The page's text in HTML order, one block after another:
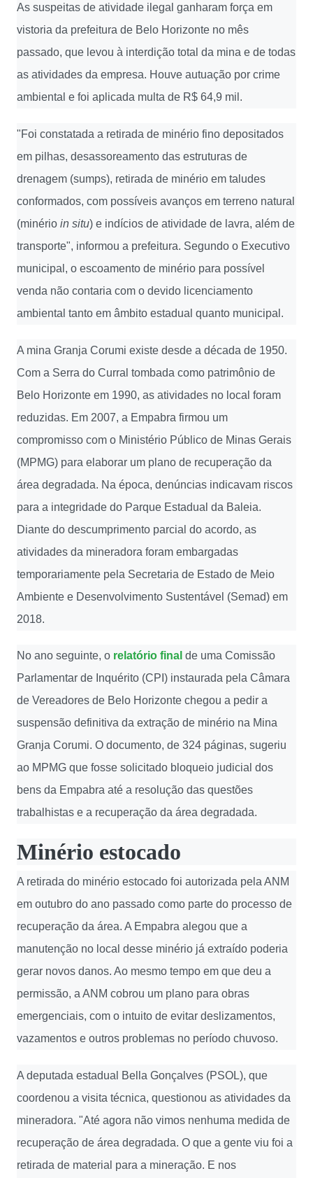
As suspeitas de atividade ilegal ganharam força em
vistoria da prefeitura de Belo Horizonte no mês
passado, que levou à interdição total da mina e de todas
as atividades da empresa. Houve autuação por crime
ambiental e foi aplicada multa de R$ 64,9 mil.
"Foi constatada a retirada de minério fino depositados
em pilhas, desassoreamento das estruturas de
drenagem (sumps), retirada de minério em taludes
conformados, com possíveis avanços em terreno natural
(minério in situ) e indícios de atividade de lavra, além de
transporte", informou a prefeitura. Segundo o Executivo
municipal, o escoamento de minério para possível
venda não contaria com o devido licenciamento
ambiental tanto em âmbito estadual quanto municipal.
A mina Granja Corumi existe desde a década de 1950.
Com a Serra do Curral tombada como patrimônio de
Belo Horizonte em 1990, as atividades no local foram
reduzidas. Em 2007, a Empabra firmou um
compromisso com o Ministério Público de Minas Gerais
(MPMG) para elaborar um plano de recuperação da
área degradada. Na época, denúncias indicavam riscos
para a integridade do Parque Estadual da Baleia.
Diante do descumprimento parcial do acordo, as
atividades da mineradora foram embargadas
temporariamente pela Secretaria de Estado de Meio
Ambiente e Desenvolvimento Sustentável (Semad) em
2018.
No ano seguinte, o relatório final de uma Comissão
Parlamentar de Inquérito (CPI) instaurada pela Câmara
de Vereadores de Belo Horizonte chegou a pedir a
suspensão definitiva da extração de minério na Mina
Granja Corumi. O documento, de 324 páginas, sugeriu
ao MPMG que fosse solicitado bloqueio judicial dos
bens da Empabra até a resolução das questões
trabalhistas e a recuperação da área degradada.
Minério estocado
A retirada do minério estocado foi autorizada pela ANM
em outubro do ano passado como parte do processo de
recuperação da área. A Empabra alegou que a
manutenção no local desse minério já extraído poderia
gerar novos danos. Ao mesmo tempo em que deu a
permissão, a ANM cobrou um plano para obras
emergenciais, com o intuito de evitar deslizamentos,
vazamentos e outros problemas no período chuvoso.
A deputada estadual Bella Gonçalves (PSOL), que
coordenou a visita técnica, questionou as atividades da
mineradora. "Até agora não vimos nenhuma medida de
recuperação de área degradada. O que a gente viu foi a
retirada de material para a mineração. E nos